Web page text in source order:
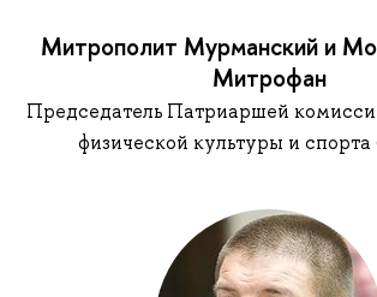
Митрополит Мурманский и
Митрофан
Председатель Патриаршей
физической культуры и